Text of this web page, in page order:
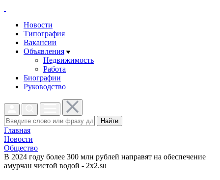
Новости
Типография
Вакансии
Объявления
Недвижимость
Работа
Биографии
Руководство
Найти
Главная
Новости
Общество
В 2024 году более 300 млн рублей направят на обеспечение
амурчан чистой водой - 2x2.su